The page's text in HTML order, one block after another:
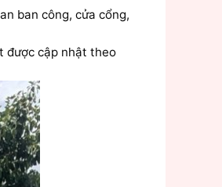
ban công, cửa cổng,
được cập nhật theo